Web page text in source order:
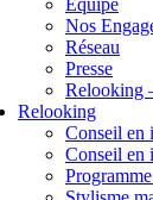
Nos
Réseau
Presse
Relooking
Relooking
Conseil en
Conseil en